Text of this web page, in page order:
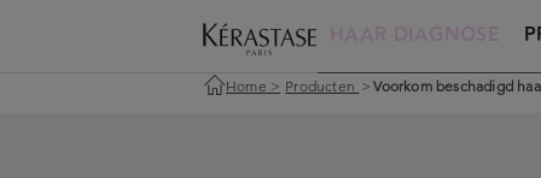
HAAR DIAGNOSE
Home > Producten > Voorkom beschadigd